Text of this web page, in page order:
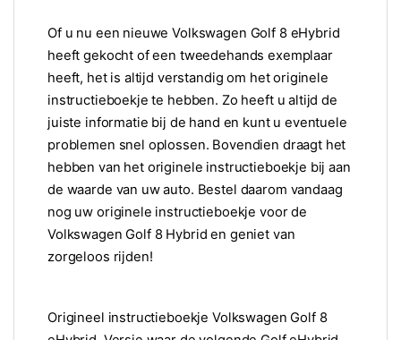
Of u nu een nieuwe Volkswagen Golf 8 eHybrid
heeft gekocht of een tweedehands exemplaar
heeft, het is altijd verstandig om het originele
instructieboekje te hebben. Zo heeft u altijd de
juiste informatie bij de hand en kunt u eventuele
problemen snel oplossen. Bovendien draagt het
hebben van het originele instructieboekje bij aan
de waarde van uw auto. Bestel daarom vandaag
nog uw originele instructieboekje voor de
Volkswagen Golf 8 Hybrid en geniet van
zorgeloos rijden!
Origineel instructieboekje Volkswagen Golf 8